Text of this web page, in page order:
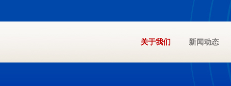
关于我们 新闻动态